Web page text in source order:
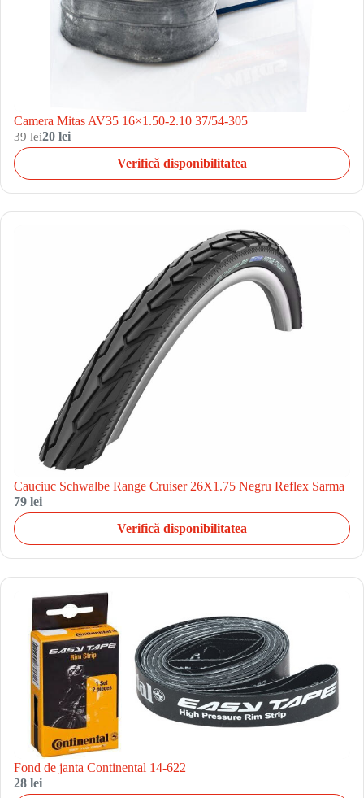
Camera Mitas AV35 16×1.50-2.10 37/54-305
39 lei20 lei
Verifică disponibilitatea
Cauciuc Schwalbe Range Cruiser 26X1.75 Negru Reflex Sarma
79 lei
Verifică disponibilitatea
Fond de janta Continental 14-622
28 lei